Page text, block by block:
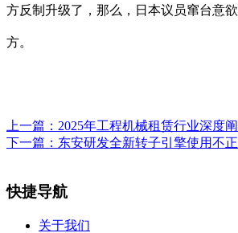
方反制升级了，那么，日本议员窜台意
方。
上一篇： 2025年工程机械租赁行业深度
下一篇： 东安研发全新转子引擎使用不
快捷导航
关于我们